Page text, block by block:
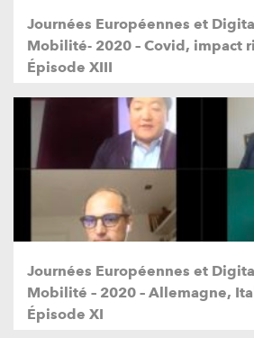
Journées Européennes et
Mobilité- 2020 – Covid, impact
Épisode XIII
Journées Européennes et
Mobilité – 2020 – Allemagne,
Épisode XI